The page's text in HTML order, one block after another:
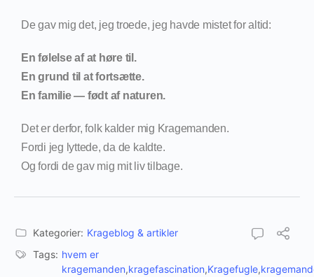
De gav mig det, jeg troede, jeg havde mistet for altid:
En følelse af at høre til.
En grund til at fortsætte.
En familie — født af naturen.
Det er derfor, folk kalder mig Kragemanden.
Fordi jeg lyttede, da de kaldte.
Og fordi de gav mig mit liv tilbage.
Kategorier: Krageblog & artikler
Tags: hvem er
kragemanden,kragefascination,Kragefugle,